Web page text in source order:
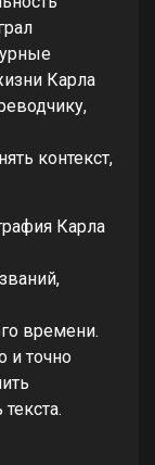
Карла
контекст,
Карла
времени.
и точно